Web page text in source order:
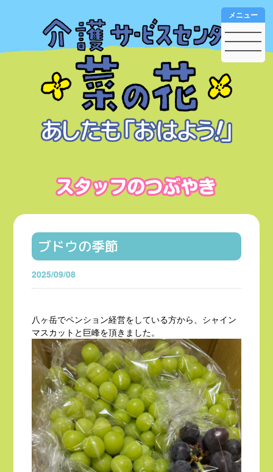
メニュー
ブドウの季節
2025/09/08
八ヶ岳でペンション経営をしている方から、シャイン
マスカットと巨峰を頂きました。